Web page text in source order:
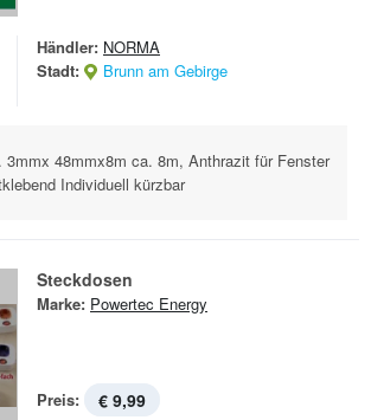
Händler: NORMA
Stadt:
Brunn am Gebirge
3mmx 48mmx8m ca. 8m, Anthrazit für Fenster
Individuell kürzbar
Steckdosen
Marke: Powertec Energy
Preis: € 9,99